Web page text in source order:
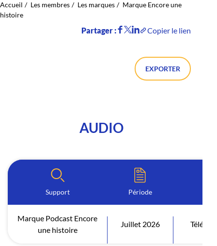
Accueil Les membres Les marques
Marque Encore une
histoire
Partager : Copier le lien
EXPORTER
AUDIO
Support Période
Marque Podcast Encore
une histoire
Juillet 2026